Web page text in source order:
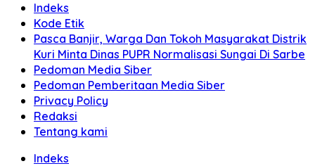
Indeks
Kode Etik
Pasca Banjir, Warga Dan Tokoh Masyarakat Distrik
Kuri Minta Dinas PUPR Normalisasi Sungai Di Sarbe
Pedoman Media Siber
Pedoman Pemberitaan Media Siber
Privacy Policy
Redaksi
Tentang kami
Indeks